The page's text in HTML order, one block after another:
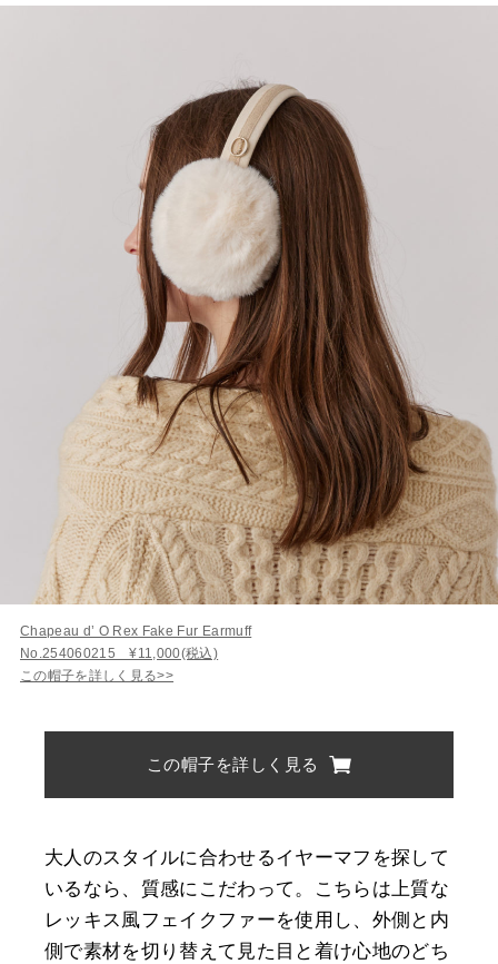
Chapeau d’ O Rex Fake Fur Earmuff
No.254060215 ¥11,000(税込)
この帽子を詳しく見る>>
この帽子を詳しく見る
大人のスタイルに合わせるイヤーマフを探して
いるなら、質感にこだわって。こちらは上質な
レッキス風フェイクファーを使用し、外側と内
側で素材を切り替えて見た目と着け心地のどち